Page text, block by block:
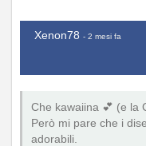
Xenon78 - 2 mesi fa
Che kawaiina 💕 (e la
Però mi pare che i
adorabili.